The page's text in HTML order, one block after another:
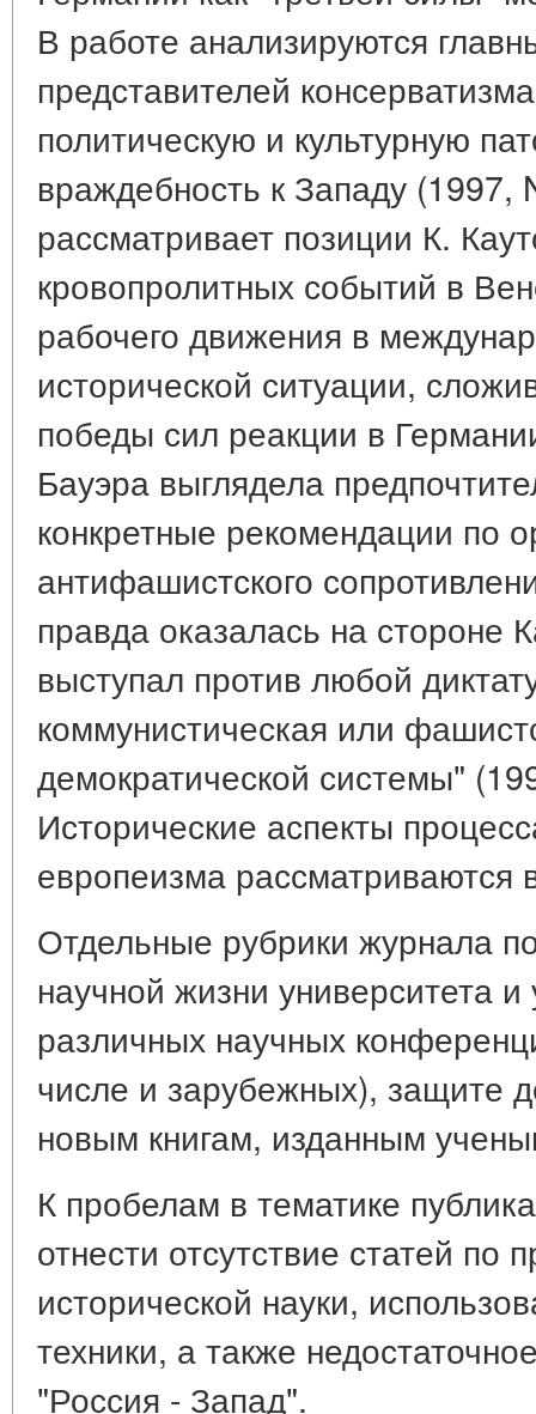
В работе анализируются
представителей
политическую и культурную
враждебность к Западу
рассматривает позиции К.
кровопролитных событий в
рабочего движения в
исторической ситуации,
победы сил реакции в
Бауэра выглядела
конкретные рекомендации по
антифашистского
правда оказалась на стороне
выступал против любой
коммунистическая или
демократической системы"
Исторические аспекты
европеизма рассматриваются
Отдельные рубрики журнала
научной жизни университета и
различных научных
числе и зарубежных), защите
новым книгам, изданным
К пробелам в тематике
отнести отсутствие статей по
исторической науки,
техники, а также
"Россия - Запад".